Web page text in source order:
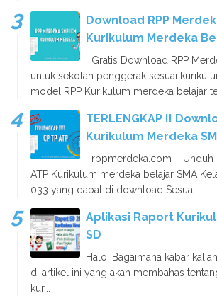
Download RPP
Kurikulum Merdeka
Gratis Download RPP
untuk sekolah penggerak sesuai
model RPP Kurikulum merdeka belajar
TERLENGKAP !!
Kurikulum Merdeka
rppmerdeka.com – Unduh
ATP Kurikulum merdeka belajar SMA
033 yang dapat di download Sesuai ...
Aplikasi Raport
SD
Halo! Bagaimana kabar
di artikel ini yang akan membahas
kur...